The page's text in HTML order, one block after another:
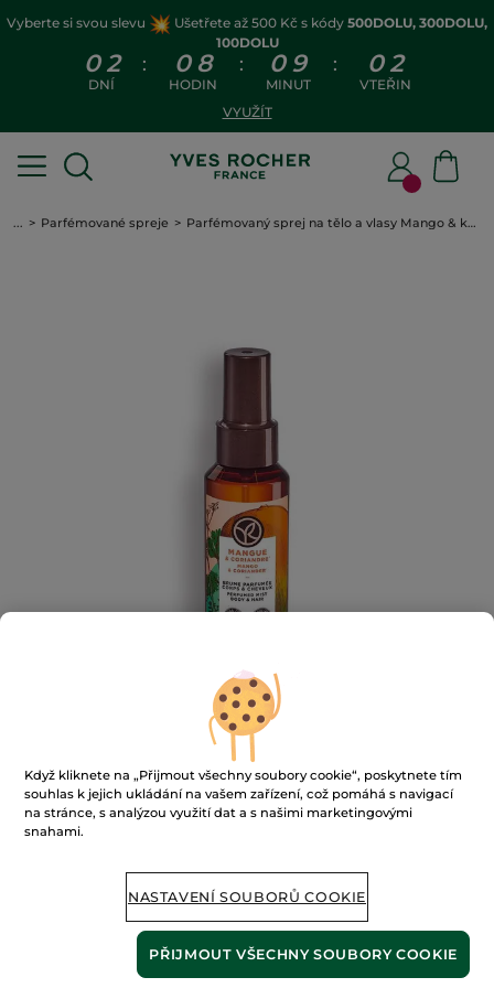
Vyberte si svou slevu Ušetřete až 500 Kč s kódy 500DOLU, 300DOLU,
100DOLU
0 2
DNÍ
: 0 8
HODIN
: 0 9
MINUT
: 0 2
VTEŘIN
VYUŽÍT
... Parfémované spreje Parfémovaný sprej na tělo a vlasy Mango & koriandr
Parfémovaný sprej na tělo a vlasy
Žádná
hodnota
Když kliknete na „Přijmout všechny soubory cookie“, poskytnete tím
souhlas k jejich ukládání na vašem zařízení, což pomáhá s navigací
na stránce, s analýzou využití dat a s našimi marketingovými
snahami.
NASTAVENÍ SOUBORŮ COOKIE
PŘIJMOUT VŠECHNY SOUBORY COOKIE